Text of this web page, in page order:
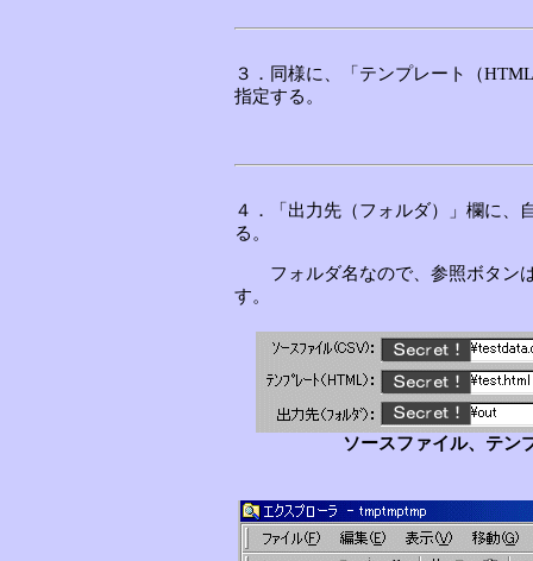
３．同様に、「テンプレート（
指定する。
４．「出力先（フォルダ）」欄に、
る。
フォルダ名なので、参照ボタンは
す。
ソースファイル、テン